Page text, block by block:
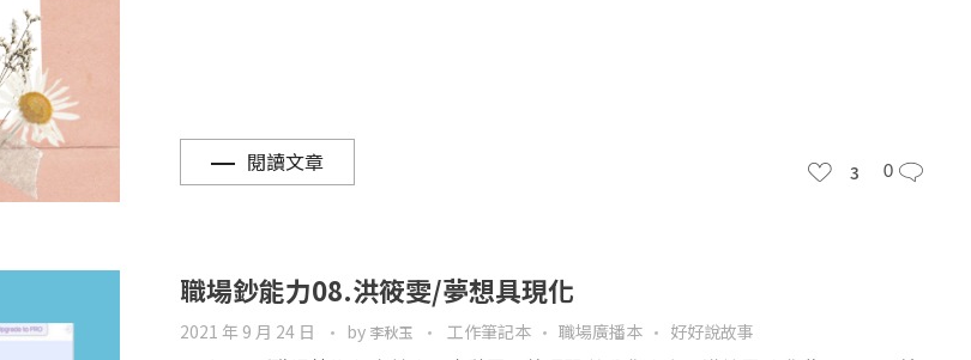
閱讀文章 3 0
職場鈔能力08.洪筱雯/夢想具現化
2021 年 9 月 24 日 by 李秋玉 工作筆記本 職場廣播本 好好說故事